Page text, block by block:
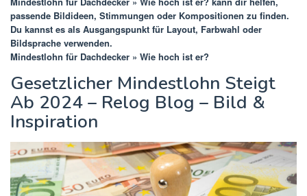
passende Bildideen, Stimmungen oder Kompositionen zu finden.
Du kannst es als Ausgangspunkt für Layout, Farbwahl oder
Bildsprache verwenden.
Mindestlohn für Dachdecker » Wie hoch ist er?
Gesetzlicher Mindestlohn Steigt
Ab 2024 – Relog Blog – Bild &
Inspiration